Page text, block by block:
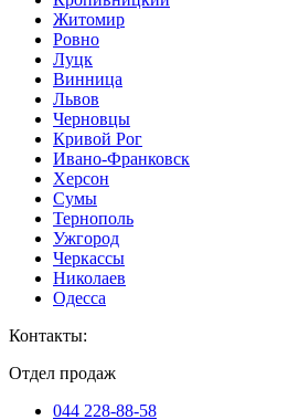
Житомир
Ровно
Луцк
Винница
Львов
Черновцы
Кривой Рог
Ивано-Франковск
Херсон
Сумы
Тернополь
Ужгород
Черкассы
Николаев
Одесса
Контакты:
Отдел продаж
044 228-88-58